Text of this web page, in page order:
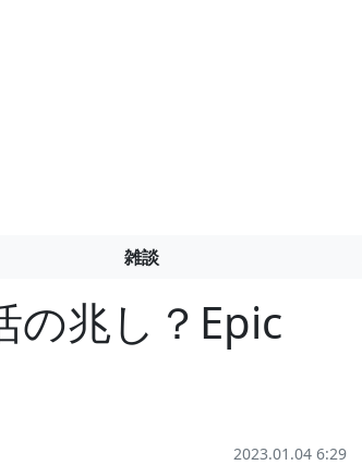
雑談
兆し？Epic
2023.01.04 6:29